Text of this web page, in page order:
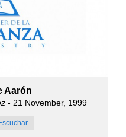
Aarón
- 21 November, 1999